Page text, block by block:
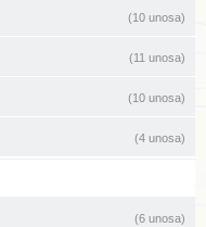
(10 unosa)
(11 unosa)
(10 unosa)
(4 unosa)
(6 unosa)